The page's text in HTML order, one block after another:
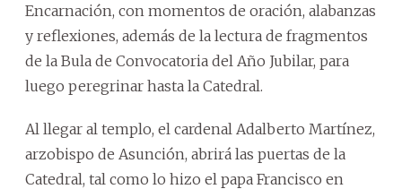
Encarnación, con momentos de oración, alabanzas
y reflexiones, además de la lectura de fragmentos
de la Bula de Convocatoria del Año Jubilar, para
luego peregrinar hasta la Catedral.
Al llegar al templo, el cardenal Adalberto Martínez,
arzobispo de Asunción, abrirá las puertas de la
Catedral, tal como lo hizo el papa Francisco en